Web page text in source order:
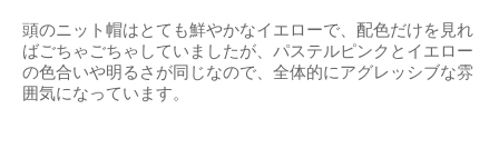
頭のニット帽はとても鮮やかなイエローで、配色だけを見れ
ばごちゃごちゃしていましたが、パステルピンクとイエロー
の色合いや明るさが同じなので、全体的にアグレッシブな雰
囲気になっています。